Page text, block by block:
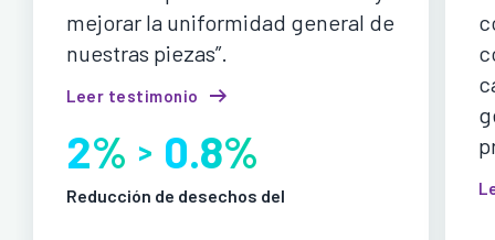
mejorar la uniformidad general de
nuestras piezas”.
Leer testimonio
2% > 0.8%
Reducción de desechos del